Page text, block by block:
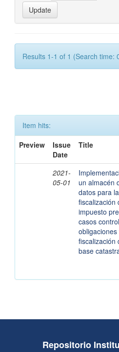
Results 1-1 of 1 (Search time:
Item hits:
Preview
Issue
Date
Title
2021-
05-01
un almacén
datos para la
fiscalización
impuesto
casos
obligaciones
fiscalización
base
Repositorio